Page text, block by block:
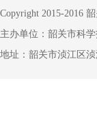
Copyright 2015-2016
主办单位：韶关市科
地址：韶关市浈江区